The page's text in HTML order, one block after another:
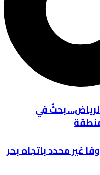
بحثٌ في
غير محدد باتجاه بحر